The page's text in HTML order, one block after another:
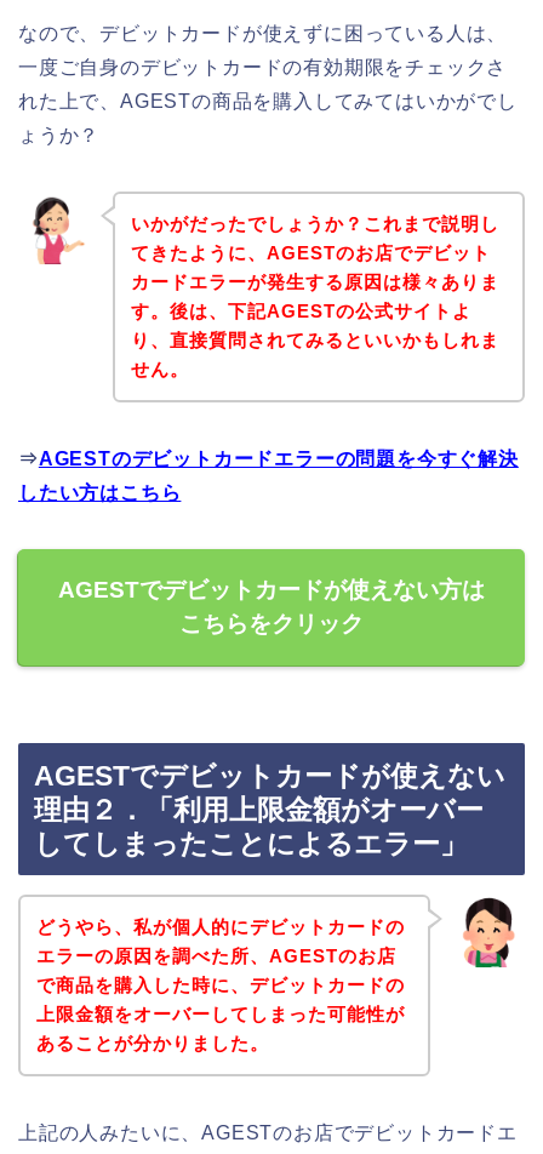
なので、デビットカードが使えずに困っている人は、
一度ご自身のデビットカードの有効期限をチェックさ
れた上で、AGESTの商品を購入してみてはいかがでし
ょうか？
いかがだったでしょうか？これまで説明し
てきたように、AGESTのお店でデビット
カードエラーが発生する原因は様々ありま
す。後は、下記AGESTの公式サイトよ
り、直接質問されてみるといいかもしれま
せん。
⇒AGESTのデビットカードエラーの問題を今すぐ解決
したい方はこちら
AGESTでデビットカードが使えない方は
こちらをクリック
AGESTでデビットカードが使えない
理由２．「利用上限金額がオーバー
してしまったことによるエラー」
どうやら、私が個人的にデビットカードの
エラーの原因を調べた所、AGESTのお店
で商品を購入した時に、デビットカードの
上限金額をオーバーしてしまった可能性が
あることが分かりました。
上記の人みたいに、AGESTのお店でデビットカードエ